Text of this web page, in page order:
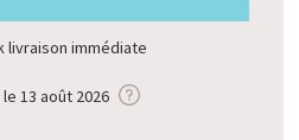
livraison immédiate
le 13 août 2026